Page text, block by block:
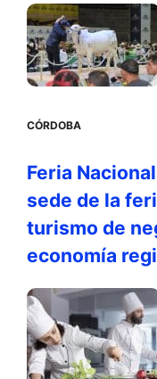
CÓRDOBA
Feria
sede de la
turismo de
economía